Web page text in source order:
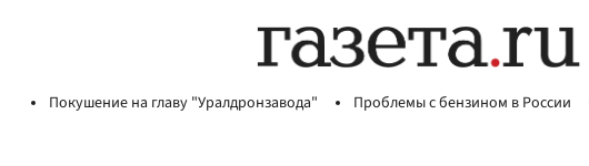
Покушение на главу "Уралдронзавода" Проблемы с бензином в России